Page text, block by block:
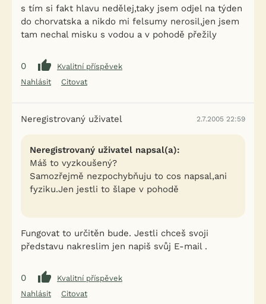
s tím si fakt hlavu nedělej,taky jsem odjel na týden
do chorvatska a nikdo mi felsumy nerosil,jen jsem
tam nechal misku s vodou a v pohodě přežily
0
Kvalitní příspěvek
Nahlásit
Citovat
Neregistrovaný uživatel 2.7.2005 22:59
Neregistrovaný uživatel napsal(a):
Máš to vyzkoušený?
Samozřejmě nezpochybňuju to cos napsal,ani
fyziku.Jen jestli to šlape v pohodě
Fungovat to určitěn bude. Jestli chceš svoji
představu nakreslim jen napiš svůj E-mail .
0
Kvalitní příspěvek
Nahlásit
Citovat